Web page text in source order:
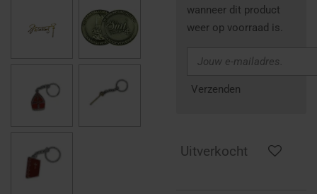
wanneer dit product
weer op voorraad is.
Verzenden
Uitverkocht